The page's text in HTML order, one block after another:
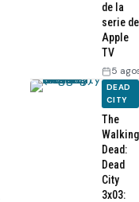
de la
serie de
Apple
TV
5
DEAD
CITY
The
Walking
Dead:
Dead
City
3x03: